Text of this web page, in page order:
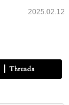
2025.02.12
Threads